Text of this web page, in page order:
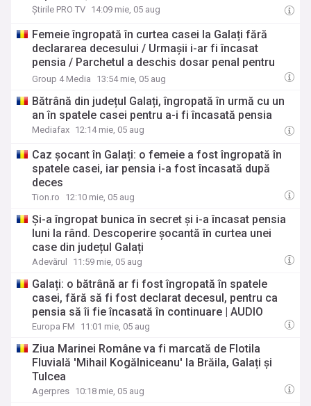
Știrile PRO TV 14:09 mie, 05 aug
Femeie îngropată în curtea casei la Galați fără
declararea decesului / Urmaşii i-ar fi încasat
pensia / Parchetul a deschis dosar penal pentru
profanare de cadavre sau morminte, fals material
Group 4 Media 13:54 mie, 05 aug
Bătrână din județul Galați, îngropată în urmă cu un
an în spatele casei pentru a-i fi încasată pensia
Mediafax 12:14 mie, 05 aug
Caz șocant în Galați: o femeie a fost îngropată în
spatele casei, iar pensia i-a fost încasată după
deces
Tion.ro 12:10 mie, 05 aug
Și-a îngropat bunica în secret și i-a încasat pensia
luni la rând. Descoperire șocantă în curtea unei
case din județul Galați
Adevărul 11:59 mie, 05 aug
Galați: o bătrână ar fi fost îngropată în spatele
casei, fără să fi fost declarat decesul, pentru ca
pensia să îi fie încasată în continuare | AUDIO
Europa FM 11:01 mie, 05 aug
Ziua Marinei Române va fi marcată de Flotila
Fluvială 'Mihail Kogălniceanu' la Brăila, Galați și
Tulcea
Agerpres 10:18 mie, 05 aug